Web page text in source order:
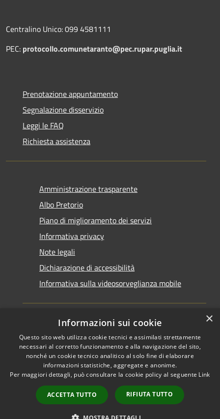
Centralino Unico: 099 4581111
PEC: protocollo.comunetaranto@pec.rupar.puglia.it
Prenotazione appuntamento
Segnalazione disservizio
Leggi le FAQ
Richiesta assistenza
Amministrazione trasparente
Albo Pretorio
Piano di miglioramento dei servizi
Informativa privacy
Note legali
Dichiarazione di accessibilità
Informativa sulla videosorveglianza mobile
RSS
Accessibilità
Cookie
Mappa del sito
Area riservata del
Copyright © 2026 • Comune di
Taranto • Powered by
Municipium•Accesso
redazione
×
Informazioni sui cookie
Questo sito web utilizza cookie tecnici e assimilati strettamente
necessari al corretto funzionamento e alla navigazione del sito,
nonché un cookie tecnico analitico al solo fine di elaborare
informazioni statistiche, aggregate e anonime.
Per maggiori dettagli, può consultare la cookie policy al seguente Link
ACCETTA TUTTO RIFIUTA TUTTO